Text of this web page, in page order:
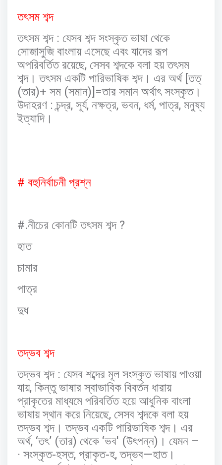
তৎসম শব্দ
তৎসম শব্দ: যেসব শব্দ সংস্কৃত ভাষা থেকে
সোজাসুজি বাংলায় এসেছে এবং যাদের রূপ
অপরিবর্তিত রয়েছে, সেসব শব্দকে বলা হয় তৎসম
শব্দ। তৎসম একটি পারিভাষিক শব্দ। এর অর্থ[তত্
(তার)+ সম (সমান)]=তার সমান অর্থাৎ সংস্কৃত।
উদাহরণ :চন্দ্র, সূর্য, নক্ষত্র, ভবন, ধর্ম, পাত্র, মনুষ্য
ইত্যাদি।
# বহুনির্বাচনী প্রশ্ন
#.নীচের কোনটি তৎসম শব্দ?
হাত
চামার
পাত্র
দুধ
তদ্ভব শব্দ
তদ্ভব শব্দ: যেসব শব্দের মূল সংস্কৃত ভাষায় পাওয়া
যায়, কিন্তু ভাষার স্বাভাবিক বিবর্তন ধারায়
প্রাকৃতের মাধ্যমে পরিবর্তিত হয়ে আধুনিক বাংলা
ভাষায় স্থান করে নিয়েছে, সেসব শব্দকে বলা হয়
তদ্ভব শব্দ। তদ্ভব একটি পারিভাষিক শব্দ। এর
অর্থ, ‘তৎ’ (তার) থেকে ‘ভব' (উৎপন্ন) । যেমন –
· সংস্কৃত-হস্ত, প্রাকৃত-হ,তদ্ভব—হাত।